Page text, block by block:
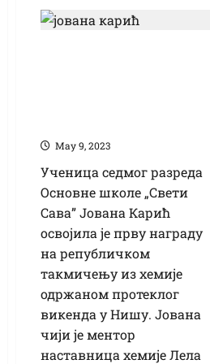
Маy 9, 2023
Ученица седмог разреда
Основне школе „Свети
Сава” Јована Карић
освојила је прву награду
на републичком
такмичењу из хемије
одржаном протеклог
викенда у Нишу. Јована
чији је ментор
наставница хемије Лела